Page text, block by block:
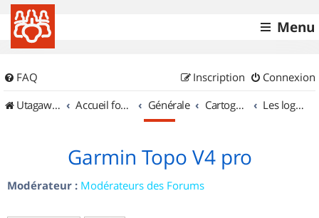
Menu
FAQ Connexion
Inscription
UtagawaVTT (Randos VTT et VTTAE avec traces GPS)
Accueil forum Générale Cartographie et GPS Les logiciels
Garmin Topo V4 pro
Modérateur : Modérateurs des Forums